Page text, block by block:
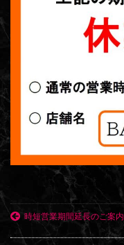
時短営業期間延長のご案内